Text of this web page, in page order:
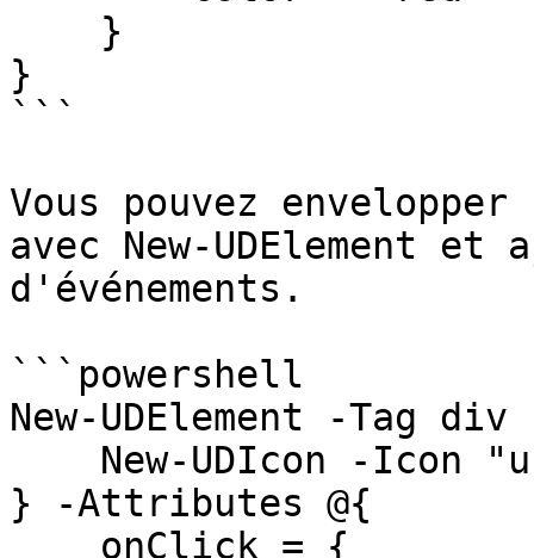
}
```
Vous pouvez
avec New-UDElement
d'événements.
```powershell
New-UDElement -Tag
} -Attributes @{